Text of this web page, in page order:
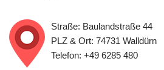
Straße: Baulandstraße 44
PLZ & Ort: 74731 Walldürn
Telefon: +49 6285 480